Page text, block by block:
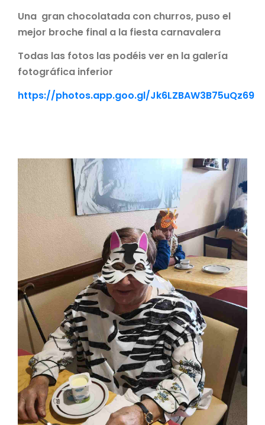
Una gran chocolatada con churros, puso el
mejor broche final a la fiesta carnavalera
Todas las fotos las podéis ver en la galería
fotográfica inferior
https://photos.app.goo.gl/Jk6LZBAW3B75uQz69